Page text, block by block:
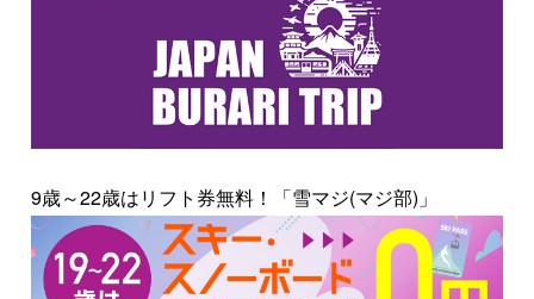
9歳～22歳はリフト券無料！「雪マジ(マジ部)」